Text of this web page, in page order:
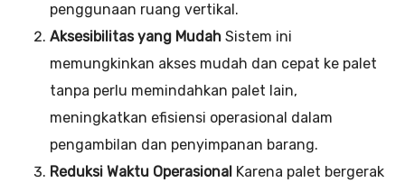
penggunaan ruang vertikal.
Aksesibilitas yang Mudah Sistem ini
memungkinkan akses mudah dan cepat ke palet
tanpa perlu memindahkan palet lain,
meningkatkan efisiensi operasional dalam
pengambilan dan penyimpanan barang.
Reduksi Waktu Operasional Karena palet bergerak